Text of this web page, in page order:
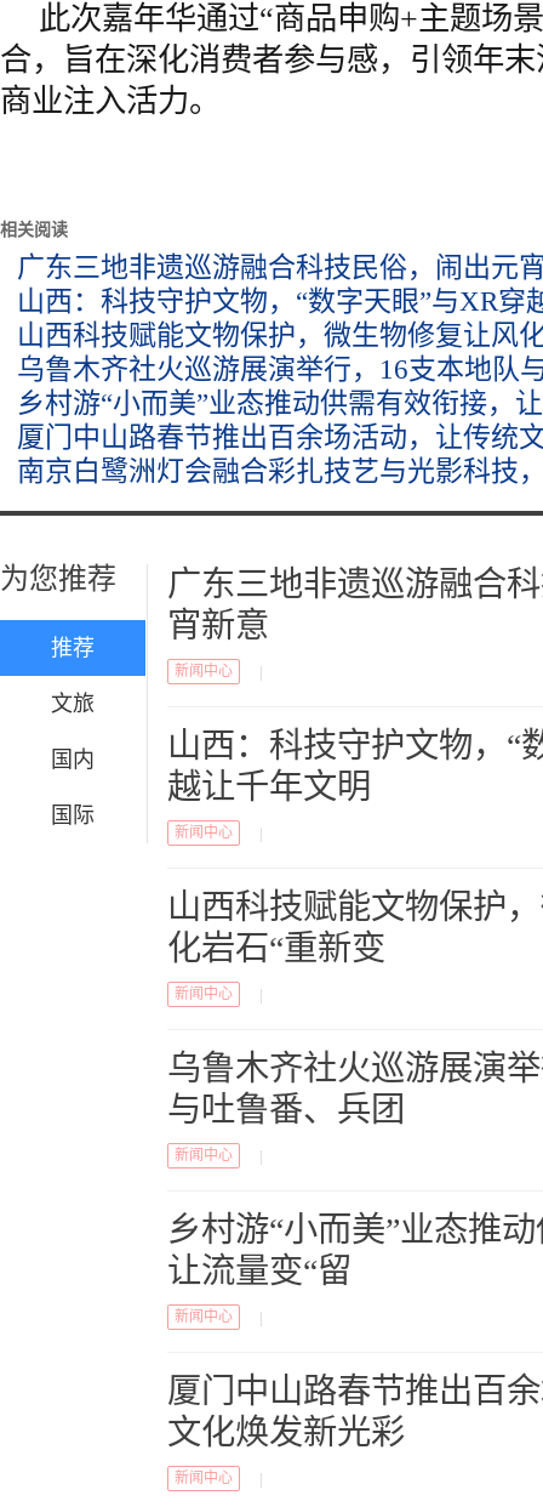
此次嘉年华通过“商品申购+主题场
合，旨在深化消费者参与感，引领年
商业注入活力。
相关阅读
广东三地非遗巡游融合科技民俗，闹出元
山西：科技守护文物，“数字天眼”与XR穿
山西科技赋能文物保护，微生物修复让风
乌鲁木齐社火巡游展演举行，16支本地队
乡村游“小而美”业态推动供需有效衔接，
厦门中山路春节推出百余场活动，让传统
南京白鹭洲灯会融合彩扎技艺与光影科技
为您推荐
推荐
文旅
国内
国际
广东三地非遗巡游融合
宵新意
新闻中心
山西：科技守护文物，“
越让千年文明
新闻中心
山西科技赋能文物保护
化岩石“重新变
新闻中心
乌鲁木齐社火巡游展演
与吐鲁番、兵团
新闻中心
乡村游“小而美”业态推
让流量变“留
新闻中心
厦门中山路春节推出百
文化焕发新光彩
新闻中心